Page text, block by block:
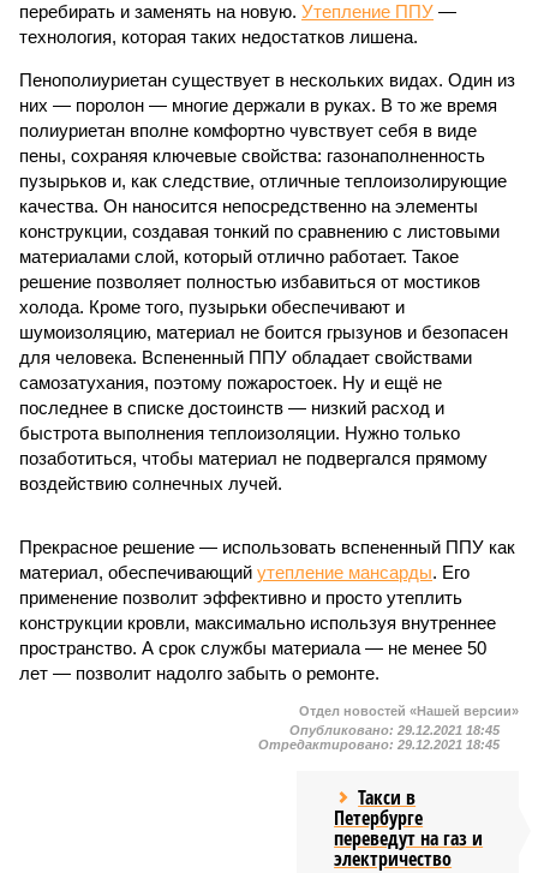
перебирать и заменять на новую. Утепление ППУ —
технология, которая таких недостатков лишена.
Пенополиуриетан существует в нескольких видах. Один из
них — поролон — многие держали в руках. В то же время
полиуриетан вполне комфортно чувствует себя в виде
пены, сохраняя ключевые свойства: газонаполненность
пузырьков и, как следствие, отличные теплоизолирующие
качества. Он наносится непосредственно на элементы
конструкции, создавая тонкий по сравнению с листовыми
материалами слой, который отлично работает. Такое
решение позволяет полностью избавиться от мостиков
холода. Кроме того, пузырьки обеспечивают и
шумоизоляцию, материал не боится грызунов и безопасен
для человека. Вспененный ППУ обладает свойствами
самозатухания, поэтому пожаростоек. Ну и ещё не
последнее в списке достоинств — низкий расход и
быстрота выполнения теплоизоляции. Нужно только
позаботиться, чтобы материал не подвергался прямому
воздействию солнечных лучей.
Прекрасное решение — использовать вспененный ППУ как
материал, обеспечивающий утепление мансарды. Его
применение позволит эффективно и просто утеплить
конструкции кровли, максимально используя внутреннее
пространство. А срок службы материала — не менее 50
лет — позволит надолго забыть о ремонте.
Отдел новостей «Нашей версии»
Опубликовано: 29.12.2021 18:45
Отредактировано: 29.12.2021 18:45
Такси в
Петербурге
переведут на газ и
электричество